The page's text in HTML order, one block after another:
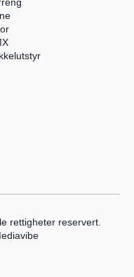
rettigheter reservert.